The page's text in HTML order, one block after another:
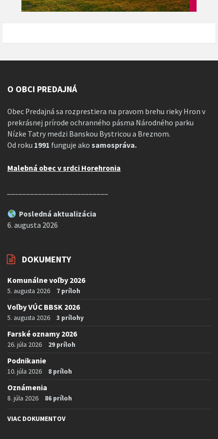
O OBCI PREDAJNÁ
Obec Predajná sa rozprestiera na pravom brehu rieky Hron v
prekrásnej prírode ochranného pásma Národného parku
Nízke Tatry medzi Banskou Bystricou a Breznom.
Od roku 1991 funguje ako samospráva.
Malebná obec v srdci Horehronia
Posledná aktualizácia
6. augusta 2026
DOKUMENTY
Komunálne voľby 2026
5. augusta 2026 7 príloh
Voľby VÚC BBSK 2026
5. augusta 2026 3 prílohy
Farské oznamy 2026
26. júla 2026 29 príloh
Podnikanie
10. júla 2026 8 príloh
Oznámenia
8. júla 2026 86 príloh
VIAC DOKUMENTOV